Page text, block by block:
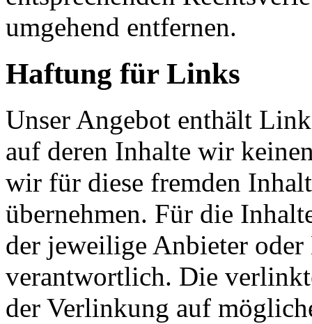
umgehend entfernen.
Haftung für Links
Unser Angebot enthält
auf deren Inhalte wir
wir für diese fremden
übernehmen. Für die
der jeweilige Anbieter oder
verantwortlich. Die
der Verlinkung auf